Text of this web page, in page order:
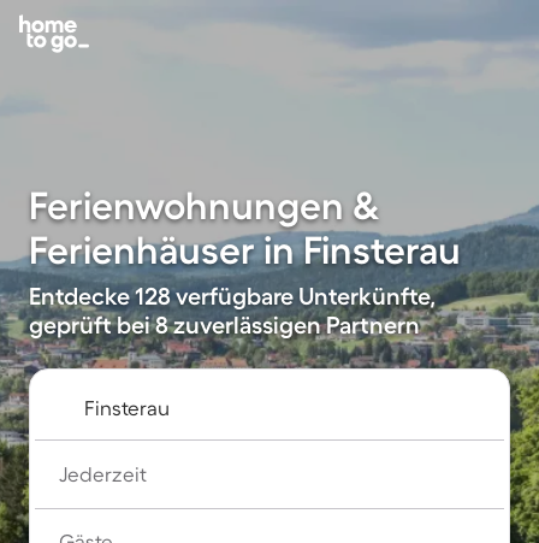
Ferienwohnungen &
Ferienhäuser in Finsterau
Entdecke 128 verfügbare Unterkünfte,
geprüft bei 8 zuverlässigen Partnern
Jederzeit